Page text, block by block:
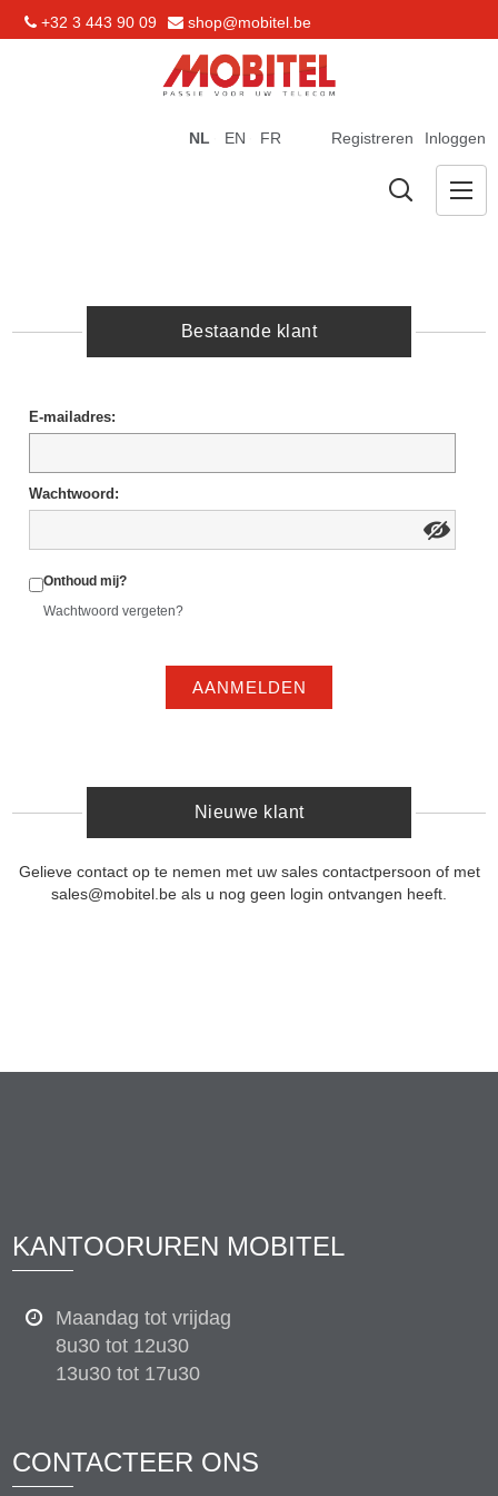
+32 3 443 90 09 shop@mobitel.be
Registreren Inloggen
NL EN FR
Bestaande klant
E-mailadres:
Wachtwoord:
Onthoud mij?
Wachtwoord vergeten?
AANMELDEN
Nieuwe klant
Gelieve contact op te nemen met uw sales contactpersoon of met
sales@mobitel.be als u nog geen login ontvangen heeft.
KANTOORUREN MOBITEL
Maandag tot vrijdag
8u30 tot 12u30
13u30 tot 17u30
CONTACTEER ONS